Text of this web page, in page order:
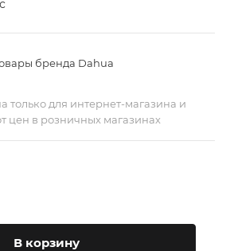
бренда Dahua
только для интернет-магазина и
цен в розничных магазинах
В корзину